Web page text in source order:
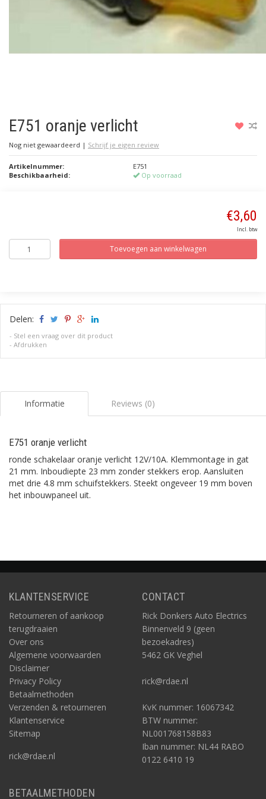
E751 oranje verlicht
Nog niet gewaardeerd | Schrijf je eigen review
Artikelnummer:
E751
Beschikbaarheid:
Op voorraad
€3,60
Incl. btw
Toevoegen aan winkelwagen
Delen:
- Stel een vraag over dit product
- Afdrukken
Informatie Reviews (0)
E751 oranje verlicht
ronde schakelaar oranje verlicht 12V/10A. Klemmontage in gat
21 mm. Inboudiepte 23 mm zonder stekkers erop. Aansluiten
met drie 4.8 mm schuifstekkers. Steekt ongeveer 19 mm boven
het inbouwpaneel uit.
KLANTENSERVICE
Retourneren of aankoop
terugdraaien
Over ons
Algemene voorwaarden
Disclaimer
Privacy Policy
Betaalmethoden
Verzenden & retourneren
Klantenservice
Sitemap
rick@rdae.nl
CONTACT
Rick Donkers Auto Electrics
Binnenveld 9 (geen
bezoekadres)
5462 GK Veghel
rick@rdae.nl
KvK nummer: 16067342
BTW nummer:
NL001768158B83
Iban nummer: NL44 RABO
0122 6410 19
BETAALMETHODEN